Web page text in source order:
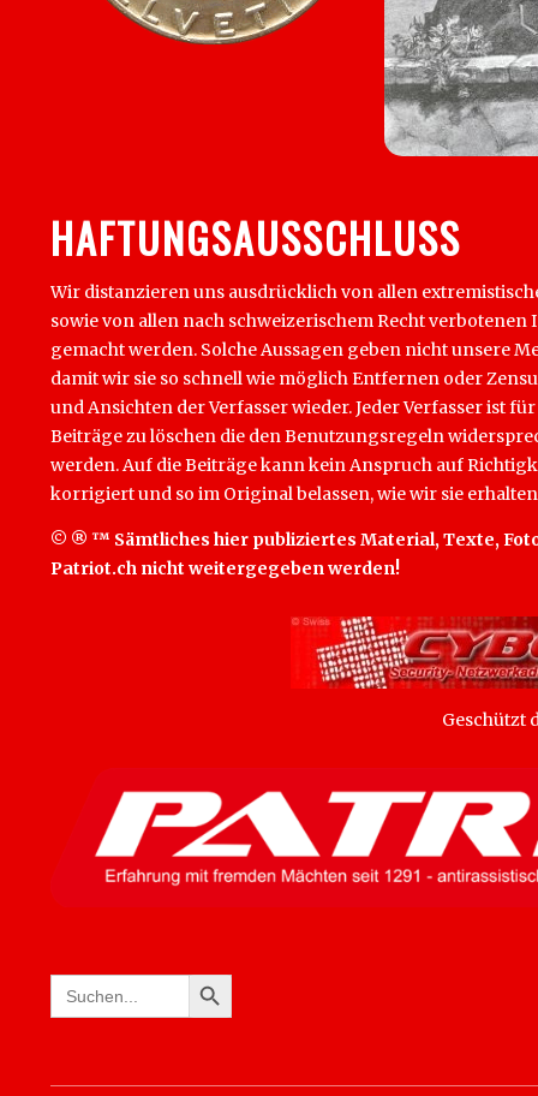
HAFTUNGSAUSSCHLUSS
Wir distanzieren uns ausdrücklich von allen
sowie von allen nach schweizerischem Recht
gemacht werden. Solche Aussagen geben nicht unsere
damit wir sie so schnell wie möglich Entfernen oder
und Ansichten der Verfasser wieder. Jeder Verfasser ist
Beiträge zu löschen die den Benutzungsregeln
werden. Auf die Beiträge kann kein Anspruch auf
korrigiert und so im Original belassen, wie wir sie
© ® ™ Sämtliches hier publiziertes Material, Texte,
Patriot.ch nicht weitergegeben werden!
Geschützt
Search
for:
SEARCH BUTTON